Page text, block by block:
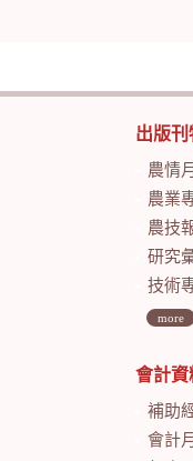
出版刊
農情
農業
農技
研究
技術
more
會計資
補助
會計